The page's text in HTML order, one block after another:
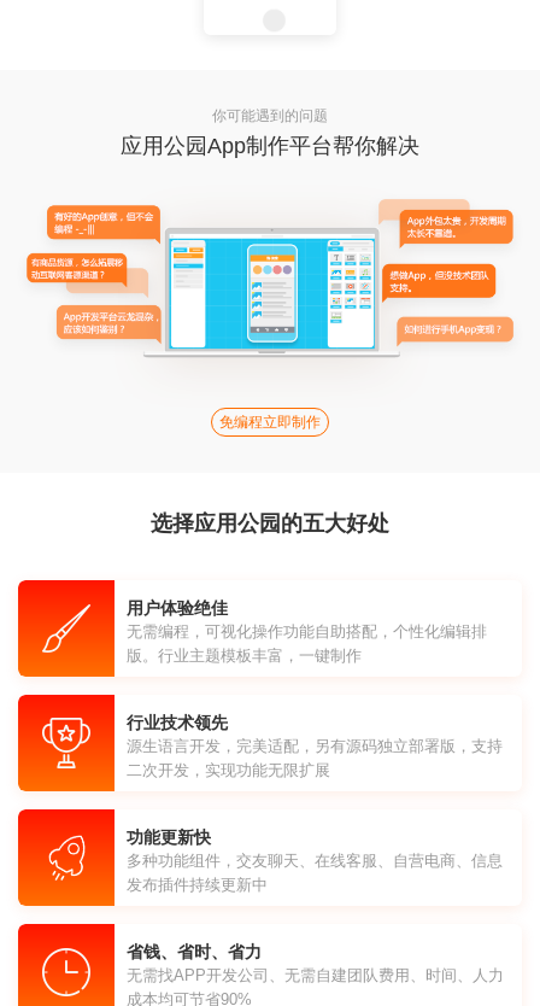
你可能遇到的问题
应用公园App制作平台帮你解决
免编程立即制作
选择应用公园的五大好处
用户体验绝佳
无需编程，可视化操作功能自助搭配，个性化编辑排
版。行业主题模板丰富，一键制作
行业技术领先
源生语言开发，完美适配，另有源码独立部署版，支持
二次开发，实现功能无限扩展
功能更新快
多种功能组件，交友聊天、在线客服、自营电商、信息
发布插件持续更新中
省钱、省时、省力
无需找APP开发公司、无需自建团队费用、时间、人力
成本均可节省90%